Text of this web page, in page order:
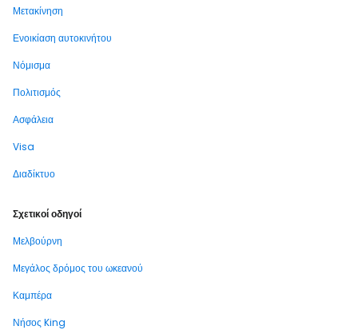
Μετακίνηση
Ενοικίαση αυτοκινήτου
Νόμισμα
Πολιτισμός
Ασφάλεια
Visa
Διαδίκτυο
Σχετικοί οδηγοί
Μελβούρνη
Μεγάλος δρόμος του ωκεανού
Καμπέρα
Νήσος King